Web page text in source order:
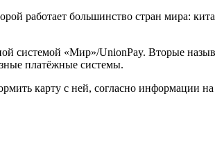
работает большинство стран мира:
системой «Мир»/UnionPay. Вторые
платёжные системы.
карту с ней, согласно информации на